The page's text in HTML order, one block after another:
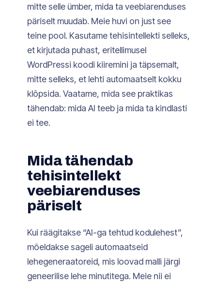
mitte selle ümber, mida ta veebiarenduses
päriselt muudab. Meie huvi on just see
teine pool. Kasutame tehisintellekti selleks,
et kirjutada puhast, eritellimusel
WordPressi koodi kiiremini ja täpsemalt,
mitte selleks, et lehti automaatselt kokku
klõpsida. Vaatame, mida see praktikas
tähendab: mida AI teeb ja mida ta kindlasti
ei tee.
Mida tähendab
tehisintellekt
veebiarenduses
päriselt
Kui räägitakse “AI-ga tehtud kodulehest”,
mõeldakse sageli automaatseid
lehegeneraatoreid, mis loovad malli järgi
geneerilise lehe minutitega. Meie nii ei